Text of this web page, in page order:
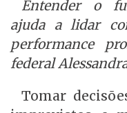
Entender o
ajuda a lidar
performance
federal
Tomar